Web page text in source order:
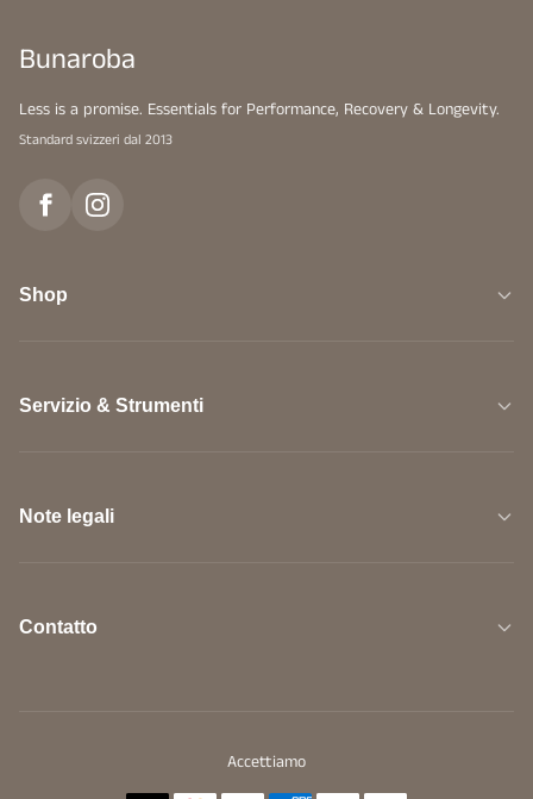
Bunaroba
Less is a promise. Essentials for Performance, Recovery & Longevity.
Standard svizzeri dal 2013
Shop
Servizio & Strumenti
Note legali
Contatto
Accettiamo